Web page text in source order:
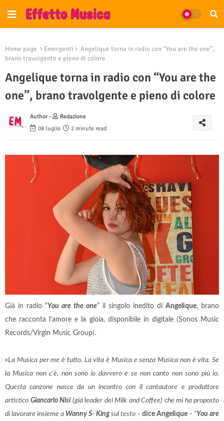
Home page Emergenti
Angelique torna in radio con “You are the one”,
brano travolgente e pieno di colore
Angelique torna in radio con “You are the
one”, brano travolgente e pieno di colore
Author -
Redazione
08 luglio
2 minute read
Già in radio “You are the one” il singolo inedito di Angelique, brano
che racconta l’amore e la gioia, disponibile in digitale (Sonos Music
Records/Virgin Music Group).
«La Musica per me è tutto. La vita è Musica e senza Musica non è vita. Se
la Musica non c'è, non sono io davvero e se non canto non sono più io.
Questa canzone nasce da un incontro con il cantautore e produttore
artistico Giancarlo Nisi(già leader dei Milk and Coffee) che mi ha proposto
di lavorare insieme a Wanny S- King sul testo - dice Angelique - “You are